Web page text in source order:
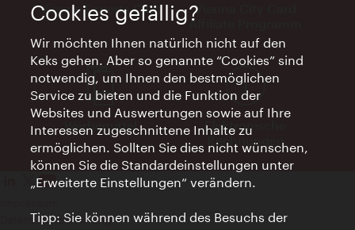
Vienna Experts Club
Vienna City Card
Affiliate Programm
Werbemittel
Elektronische
Rechnungen
Datenschutzerklärung
Cookies gefällig?
Wir möchten Ihnen natürlich nicht auf den
Keks gehen. Aber so genannte “Cookies” sind
notwendig, um Ihnen den bestmöglichen
Service zu bieten und die Funktion der
Websites und Auswertungen sowie auf Ihre
Interessen zugeschnittene Inhalte zu
ermöglichen. Sollten Sie dies nicht wünschen,
können Sie die Standardeinstellungen unter
„Erweiterte Einstellungen“ verändern.
Tipp: Sie können während des Besuchs der